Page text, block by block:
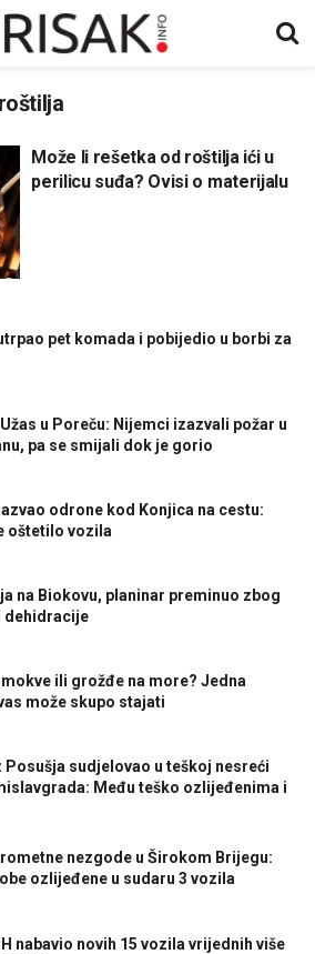
Može li rešetka od roštilja ići u
perilicu suđa? Ovisi o materijalu
pet komada i pobijedio u borbi za
Užas u Poreču: Nijemci izazvali požar u
pa se smijali dok je gorio
odrone kod Konjica na cestu:
oštetilo vozila
na Biokovu, planinar preminuo zbog
dehidracije
ili grožđe na more? Jedna
može skupo stajati
Posušja sudjelovao u teškoj nesreći
Među teško ozlijeđenima i
nezgode u Širokom Brijegu:
ozlijeđene u sudaru 3 vozila
nabavio novih 15 vozila vrijednih više